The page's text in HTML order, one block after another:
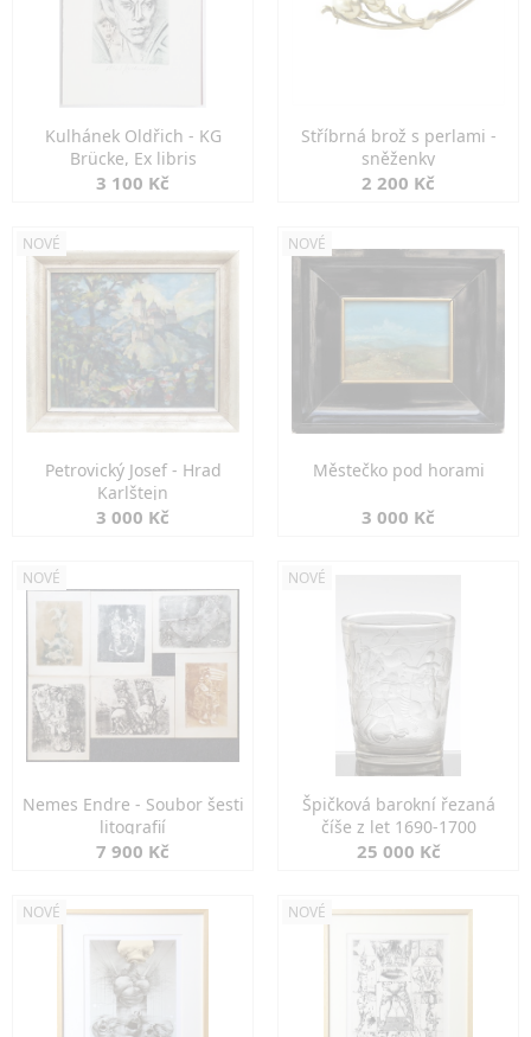
Kulhánek Oldřich - KG
Brücke, Ex libris
3 100 Kč
Stříbrná brož s perlami -
sněženky
2 200 Kč
NOVÉ
Petrovický Josef - Hrad
Karlštejn
3 000 Kč
NOVÉ
Městečko pod horami
3 000 Kč
NOVÉ
Nemes Endre - Soubor šesti
litografií
7 900 Kč
NOVÉ
Špičková barokní řezaná
číše z let 1690-1700
25 000 Kč
NOVÉ NOVÉ